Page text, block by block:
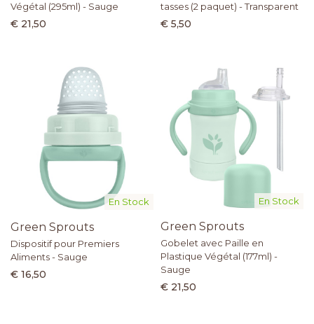
Végétal (295ml) - Sauge
€ 21,50
tasses (2 paquet) - Transparent
€ 5,50
En Stock
Green Sprouts
Dispositif pour Premiers
Aliments - Sauge
€ 16,50
En Stock
Green Sprouts
Gobelet avec Paille en
Plastique Végétal (177ml) -
Sauge
€ 21,50